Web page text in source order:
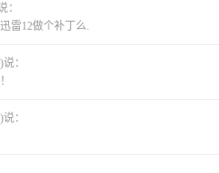
：
雷12做个补丁么.
：
：